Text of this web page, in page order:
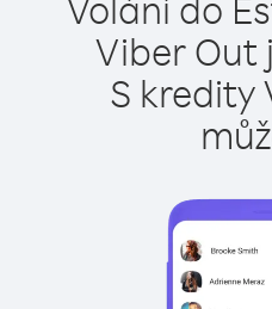
Viber Out
S kredity